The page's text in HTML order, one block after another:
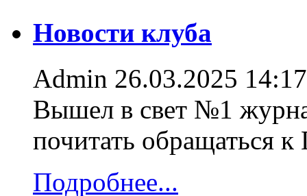
Новости клуба
Admin 26.03.2025 14:17
Вышел в свет №1
почитать обращаться
Подробнее...